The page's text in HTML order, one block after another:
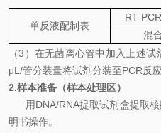
单反液配制表
RT-PCR
混
（3 ） 在无菌离心管中加入上述试
μL/管分装量将试剂分装至PCR反
2.样本准备（样本处理区）
用DNA/RNA提取试剂盒提取
明书操作。